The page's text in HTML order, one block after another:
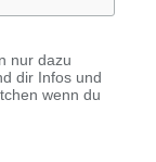
nur dazu
dir Infos und
wenn du